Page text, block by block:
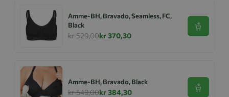
Amme-BH, Bravado, Seamless, FC,
Black
kr 529,00kr 370,30
Se
Amme-BH, Bravado, Black
kr 549,00kr 384,30 Se